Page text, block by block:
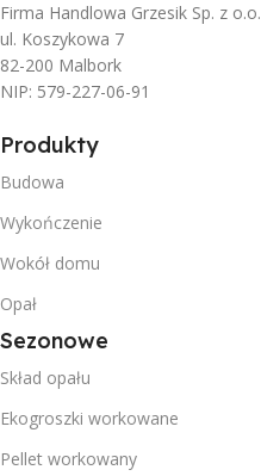
Mikrofaza
Ruch kołowy do 3,5 t
ILOŚĆ NA PALECIE
WAGA PALETY
Firma Handlowa Grzesik Sp. z o.o.
ul. Koszykowa 7
82-200 Malbork
NIP: 579-227-06-91
Produkty
Budowa
Wykończenie
Wokół domu
Opał
Sezonowe
Skład opału
Ekogroszki workowane
Pellet workowany